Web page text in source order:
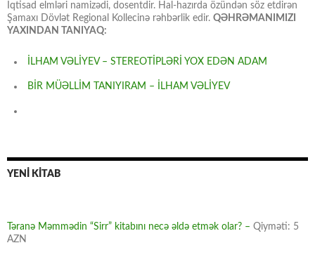
İqtisad elmləri namizədi, dosentdir. Hal-hazırda özündən söz etdirən
Şamaxı Dövlət Regional Kollecinə rəhbərlik edir. QƏHRƏMANIMIZI
YAXINDAN TANIYAQ:
İLHAM VƏLİYEV – STEREOTİPLƏRİ YOX EDƏN ADAM
BİR MÜƏLLİM TANIYIRAM – İLHAM VƏLİYEV
YENİ KİTAB
Təranə Məmmədin “Sirr” kitabını necə əldə etmək olar? – Qiyməti: 5
AZN